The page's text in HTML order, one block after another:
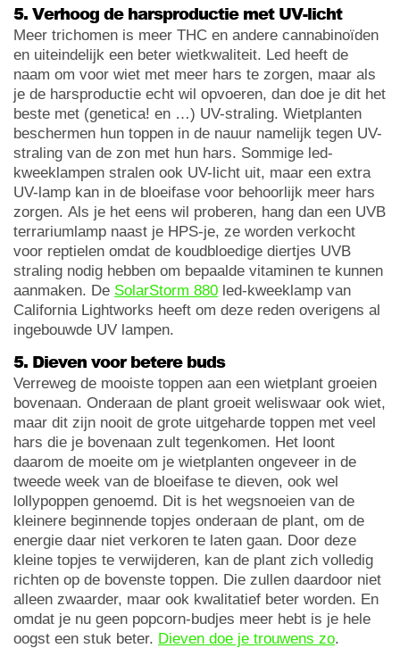
5. Verhoog de harsproductie met UV-licht
Meer trichomen is meer THC en andere cannabinoïden
en uiteindelijk een beter wietkwaliteit. Led heeft de
naam om voor wiet met meer hars te zorgen, maar als
je de harsproductie echt wil opvoeren, dan doe je dit het
beste met (genetica! en …) UV-straling. Wietplanten
beschermen hun toppen in de nauur namelijk tegen UV-
straling van de zon met hun hars. Sommige led-
kweeklampen stralen ook UV-licht uit, maar een extra
UV-lamp kan in de bloeifase voor behoorlijk meer hars
zorgen. Als je het eens wil proberen, hang dan een UVB
terrariumlamp naast je HPS-je, ze worden verkocht
voor reptielen omdat de koudbloedige diertjes UVB
straling nodig hebben om bepaalde vitaminen te kunnen
aanmaken. De SolarStorm 880 led-kweeklamp van
California Lightworks heeft om deze reden overigens al
ingebouwde UV lampen.
5. Dieven voor betere buds
Verreweg de mooiste toppen aan een wietplant groeien
bovenaan. Onderaan de plant groeit weliswaar ook wiet,
maar dit zijn nooit de grote uitgeharde toppen met veel
hars die je bovenaan zult tegenkomen. Het loont
daarom de moeite om je wietplanten ongeveer in de
tweede week van de bloeifase te dieven, ook wel
lollypoppen genoemd. Dit is het wegsnoeien van de
kleinere beginnende topjes onderaan de plant, om de
energie daar niet verkoren te laten gaan. Door deze
kleine topjes te verwijderen, kan de plant zich volledig
richten op de bovenste toppen. Die zullen daardoor niet
alleen zwaarder, maar ook kwalitatief beter worden. En
omdat je nu geen popcorn-budjes meer hebt is je hele
oogst een stuk beter. Dieven doe je trouwens zo.